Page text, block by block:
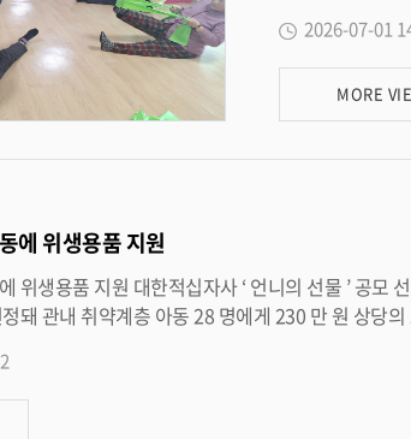
활용한 인지훈련을 진행해 인
다양한 인지영역을 자극
정에서 사회적 교류를
준한 관리가 무엇보다 중요하다 ” 며 “ 앞으로도 어르신들이 생활 가까운 곳
2026-07-01
MORE
에 위생용품 지원